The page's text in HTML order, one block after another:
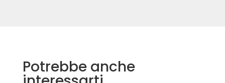
Potrebbe anche